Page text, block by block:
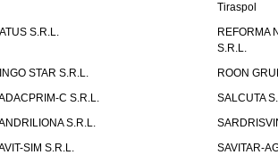
Tiraspol
S.R.L.
REFORMA
S.R.L.
STAR S.R.L.
ROON
C S.R.L.
SALCUTA
S.R.L.
SIM S.R.L.
SAVITAR-